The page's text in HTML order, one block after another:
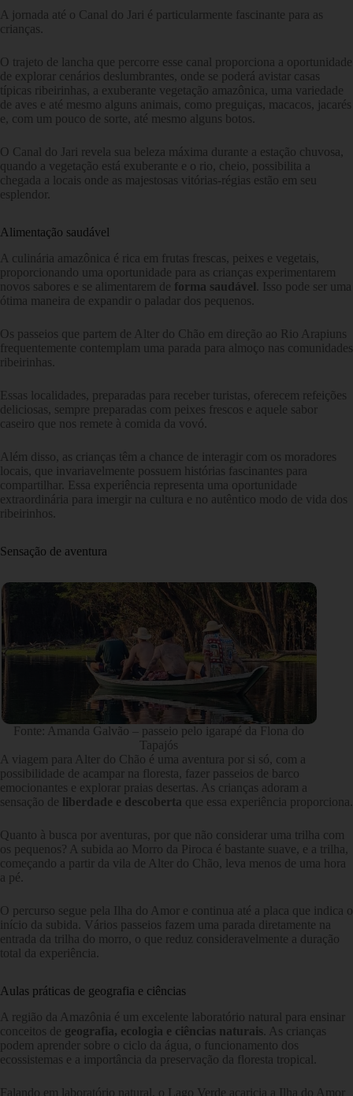
A jornada até o Canal do Jari é particularmente fascinante para as
crianças.
O trajeto de lancha que percorre esse canal proporciona a oportunidade
de explorar cenários deslumbrantes, onde se poderá avistar casas
típicas ribeirinhas, a exuberante vegetação amazônica, uma variedade
de aves e até mesmo alguns animais, como preguiças, macacos, jacarés
e, com um pouco de sorte, até mesmo alguns botos.
O Canal do Jari revela sua beleza máxima durante a estação chuvosa,
quando a vegetação está exuberante e o rio, cheio, possibilita a
chegada a locais onde as majestosas vitórias-régias estão em seu
esplendor.
Alimentação saudável
A culinária amazônica é rica em frutas frescas, peixes e vegetais,
proporcionando uma oportunidade para as crianças experimentarem
novos sabores e se alimentarem de forma saudável . Isso pode ser uma
ótima maneira de expandir o paladar dos pequenos.
Os passeios que partem de Alter do Chão em direção ao Rio Arapiuns
frequentemente contemplam uma parada para almoço nas comunidades
ribeirinhas.
Essas localidades, preparadas para receber turistas, oferecem refeições
deliciosas, sempre preparadas com peixes frescos e aquele sabor
caseiro que nos remete à comida da vovó.
Além disso, as crianças têm a chance de interagir com os moradores
locais, que invariavelmente possuem histórias fascinantes para
compartilhar. Essa experiência representa uma oportunidade
extraordinária para imergir na cultura e no autêntico modo de vida dos
ribeirinhos.
Sensação de aventura
Fonte: Amanda Galvão – passeio pelo igarapé da Flona do
Tapajós
A viagem para Alter do Chão é uma aventura por si só, com a
possibilidade de acampar na floresta, fazer passeios de barco
emocionantes e explorar praias desertas. As crianças adoram a
sensação de liberdade e descoberta que essa experiência proporciona.
Quanto à busca por aventuras, por que não considerar uma trilha com
os pequenos? A subida ao Morro da Piroca é bastante suave, e a trilha,
começando a partir da vila de Alter do Chão, leva menos de uma hora
a pé.
O percurso segue pela Ilha do Amor e continua até a placa que indica o
início da subida. Vários passeios fazem uma parada diretamente na
entrada da trilha do morro, o que reduz consideravelmente a duração
total da experiência.
Aulas práticas de geografia e ciências
A região da Amazônia é um excelente laboratório natural para ensinar
conceitos de geografia, ecologia e ciências naturais . As crianças
podem aprender sobre o ciclo da água, o funcionamento dos
ecossistemas e a importância da preservação da floresta tropical.
Falando em laboratório natural, o Lago Verde acaricia a Ilha do Amor